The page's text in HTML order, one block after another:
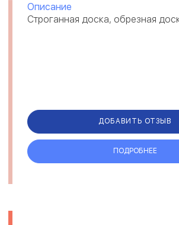
Описание
Строганная доска, обрезная
ДОБАВИТЬ ОТЗЫВ
ПОДРОБНЕЕ